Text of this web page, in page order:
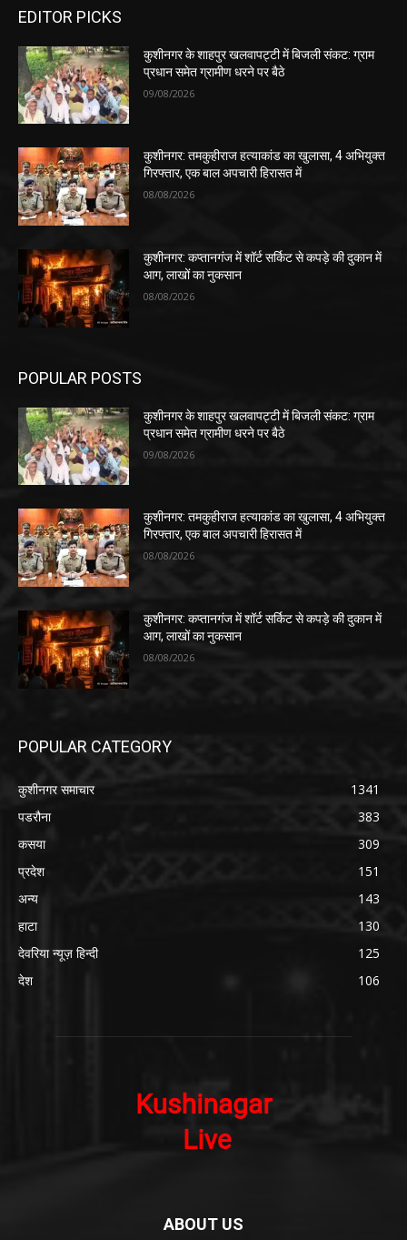
EDITOR PICKS
कुशीनगर के शाहपुर खलवापट्टी में बिजली संकट: ग्राम
प्रधान समेत ग्रामीण धरने पर बैठे
09/08/2026
कुशीनगर: तमकुहीराज हत्याकांड का खुलासा, 4 अभियुक्त
गिरफ्तार, एक बाल अपचारी हिरासत में
08/08/2026
कुशीनगर: कप्तानगंज में शॉर्ट सर्किट से कपड़े की दुकान में
आग, लाखों का नुकसान
08/08/2026
POPULAR POSTS
कुशीनगर के शाहपुर खलवापट्टी में बिजली संकट: ग्राम
प्रधान समेत ग्रामीण धरने पर बैठे
09/08/2026
कुशीनगर: तमकुहीराज हत्याकांड का खुलासा, 4 अभियुक्त
गिरफ्तार, एक बाल अपचारी हिरासत में
08/08/2026
कुशीनगर: कप्तानगंज में शॉर्ट सर्किट से कपड़े की दुकान में
आग, लाखों का नुकसान
08/08/2026
POPULAR CATEGORY
कुशीनगर समाचार
1341
पडरौना
383
कसया
309
प्रदेश
151
अन्य
143
हाटा
130
देवरिया न्यूज़ हिन्दी
125
देश
106
ABOUT US